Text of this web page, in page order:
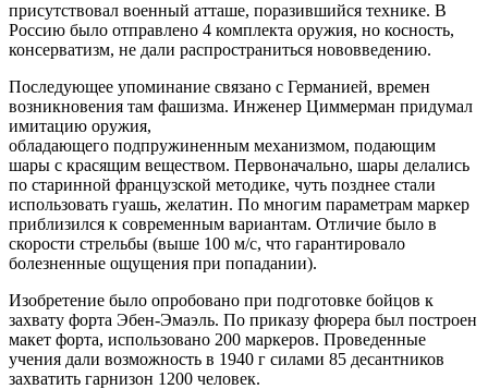
присутствовал военный атташе, поразившийся технике. В
Россию было отправлено 4 комплекта оружия, но косность,
консерватизм, не дали распространиться нововведению.
Последующее упоминание связано с Германией, времен
возникновения там фашизма. Инженер Циммерман придумал
имитацию оружия,
обладающего подпружиненным механизмом, подающим
шары с красящим веществом. Первоначально, шары делались
по старинной французской методике, чуть позднее стали
использовать гуашь, желатин. По многим параметрам маркер
приблизился к современным вариантам. Отличие было в
скорости стрельбы (выше 100 м/с, что гарантировало
болезненные ощущения при попадании).
Изобретение было опробовано при подготовке бойцов к
захвату форта Эбен-Эмаэль. По приказу фюрера был построен
макет форта, использовано 200 маркеров. Проведенные
учения дали возможность в 1940 г силами 85 десантников
захватить гарнизон 1200 человек.